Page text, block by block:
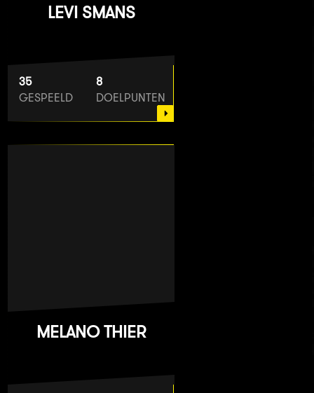
LEVI SMANS
35
GESPEELD
8
DOELPUNTEN
MELANO THIER